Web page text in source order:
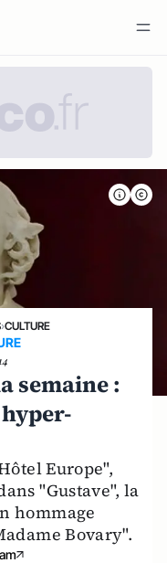
›CULTURE
semaine :
Europe",
"Gustave", la
hommage
Bovary".